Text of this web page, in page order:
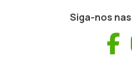
Siga-nos